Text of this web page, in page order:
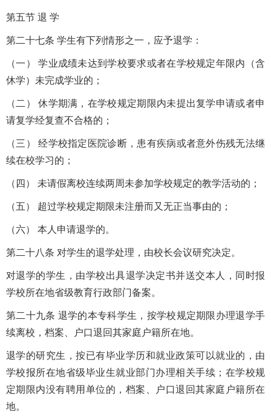
第五节 退 学
第二十七条 学生有下列情形之一，应予退学：
（一） 学业成绩未达到学校要求或者在学校规定年限内（含
休学）未完成学业的；
（二） 休学期满，在学校规定期限内未提出复学申请或者申
请复学经复查不合格的；
（三） 经学校指定医院诊断，患有疾病或者意外伤残无法继
续在校学习的；
（四） 未请假离校连续两周未参加学校规定的教学活动的；
（五） 超过学校规定期限未注册而又无正当事由的；
（六） 本人申请退学的。
第二十八条 对学生的退学处理，由校长会议研究决定。
对退学的学生，由学校出具退学决定书并送交本人，同时报
学校所在地省级教育行政部门备案。
第二十九条 退学的本专科学生，按学校规定期限办理退学手
续离校，档案、户口退回其家庭户籍所在地。
退学的研究生，按已有毕业学历和就业政策可以就业的，由
学校报所在地省级毕业生就业部门办理相关手续；在学校规
定期限内没有聘用单位的，档案、户口退回其家庭户籍所在
地。